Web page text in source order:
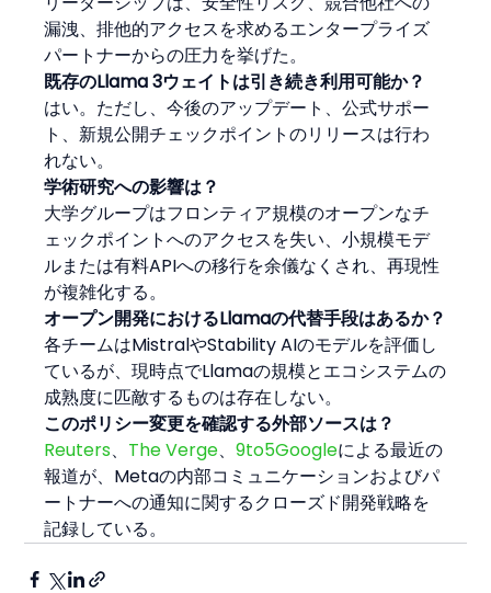
漏洩、排他的アクセスを求めるエンタープライズ
パートナーからの圧力を挙げた。
既存のLlama 3ウェイトは引き続き利用可能か？
はい。ただし、今後のアップデート、公式サポー
ト、新規公開チェックポイントのリリースは行わ
れない。
学術研究への影響は？
大学グループはフロンティア規模のオープンなチ
ェックポイントへのアクセスを失い、小規模モデ
ルまたは有料APIへの移行を余儀なくされ、再現性
が複雑化する。
オープン開発におけるLlamaの代替手段はあるか？
各チームはMistralやStability AIのモデルを評価し
ているが、現時点でLlamaの規模とエコシステムの
成熟度に匹敵するものは存在しない。
このポリシー変更を確認する外部ソースは？
Reuters、 The Verge、9to5Googleによる最近の
報道が、Metaの内部コミュニケーションおよびパ
ートナーへの通知に関するクローズド開発戦略を
記録している。